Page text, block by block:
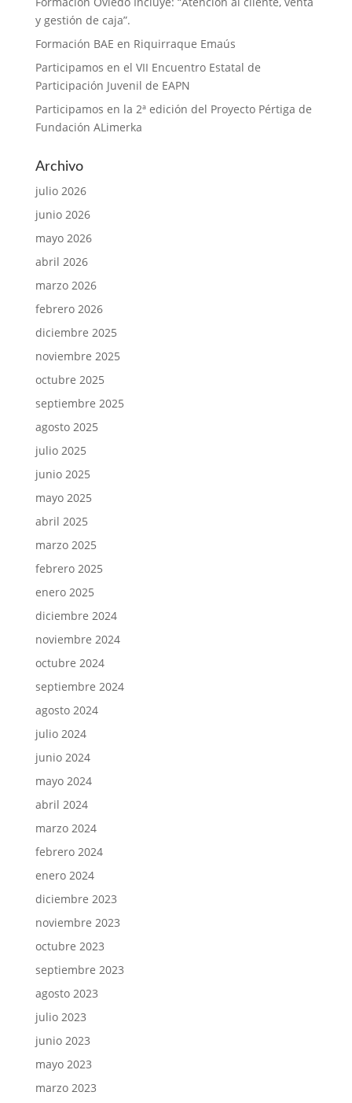
y gestión de caja”.
Formación BAE en Riquirraque Emaús
Participamos en el VII Encuentro Estatal de
Participación Juvenil de EAPN
Participamos en la 2ª edición del Proyecto Pértiga de
Fundación ALimerka
Archivo
julio 2026
junio 2026
mayo 2026
abril 2026
marzo 2026
febrero 2026
diciembre 2025
noviembre 2025
octubre 2025
septiembre 2025
agosto 2025
julio 2025
junio 2025
mayo 2025
abril 2025
marzo 2025
febrero 2025
enero 2025
diciembre 2024
noviembre 2024
octubre 2024
septiembre 2024
agosto 2024
julio 2024
junio 2024
mayo 2024
abril 2024
marzo 2024
febrero 2024
enero 2024
diciembre 2023
noviembre 2023
octubre 2023
septiembre 2023
agosto 2023
julio 2023
junio 2023
mayo 2023
marzo 2023